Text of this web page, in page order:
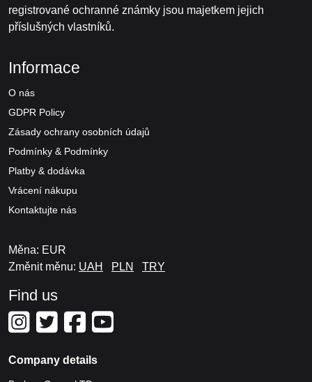
registrované ochranné známky jsou majetkem jejich
příslušných vlastníků.
Informace
O nás
GDPR Policy
Zásady ochrany osobních údajů
Podmínky & Podmínky
Platby & dodávka
Vrácení nákupu
Kontaktujte nás
Měna: EUR
Změnit měnu: UAH PLN TRY
Find us
Company details